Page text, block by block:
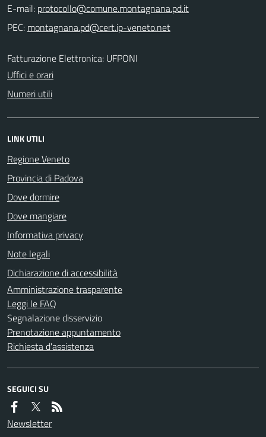
E-mail:
PEC:
Fatturazione Elettronica: UFPONI
Uffici e orari
Numeri utili
LINK UTILI
Regione Veneto
Provincia di Padova
Dove dormire
Dove mangiare
Informativa privacy
Note legali
Dichiarazione di accessibilità
Amministrazione trasparente
Leggi le FAQ
Segnalazione disservizio
Prenotazione appuntamento
Richiesta d'assistenza
SEGUICI SU
Newsletter